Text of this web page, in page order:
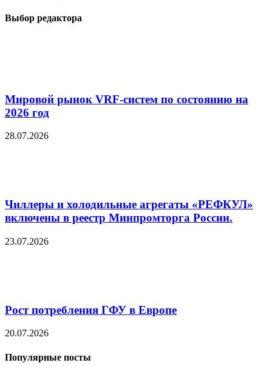
Выбор редактора
Мировой рынок VRF-систем по состоянию на
2026 год
28.07.2026
Чиллеры и холодильные агрегаты «РЕФКУЛ»
включены в реестр Минпромторга России.
23.07.2026
Рост потребления ГФУ в Европе
20.07.2026
Популярные посты